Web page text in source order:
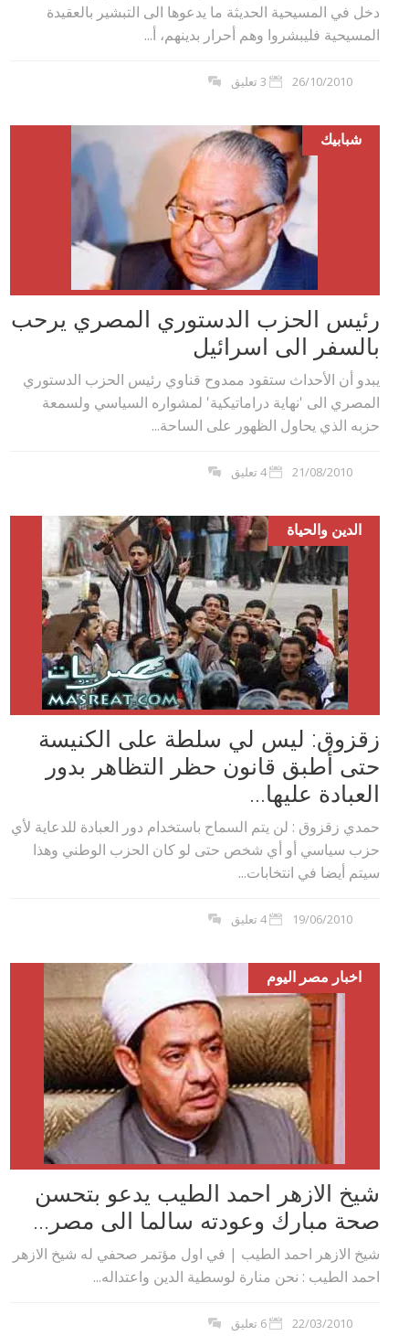
دخل في المسيحية الحديثة ما يدعوها الى التبشير بالعقيدة
المسيحية فليبشروا وهم أحرار بدينهم،‮ ‬أ...
26/10/2010 3 تعليق
شبابيك
رئيس الحزب الدستوري المصري يرحب
بالسفر الى اسرائيل‮
يبدو أن الأحداث ستقود ممدوح قناوي رئيس الحزب الدستوري
المصري الى '‬نهاية دراماتيكية‮' ‬لمشواره السياسي ولسمعة
حزبه الذي يحاول الظهور على الساحة...
21/08/2010 4 تعليق
الدين والحياة
زقزوق: ليس لي سلطة على الكنيسة
حتى أطبق قانون حظر التظاهر بدور
العبادة عليها...
حمدي زقزوق : لن يتم السماح باستخدام دور العبادة للدعاية لأي
حزب سياسي أو أي شخص حتى لو كان الحزب الوطني وهذا
سيتم أيضا في انتخابات...
19/06/2010 4 تعليق
اخبار مصر اليوم
شيخ الازهر احمد الطيب يدعو بتحسن
صحة مبارك وعودته سالما الى مصر...
شيخ الازهر احمد الطيب | في اول مؤتمر صحفي له شيخ الازهر
احمد الطيب : نحن منارة لوسطية الدين واعتداله...
22/03/2010 6 تعليق